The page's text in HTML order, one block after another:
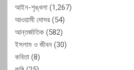
আইন-শৃঙ্খলা (1,267)
আওয়ামী দোসর (54)
আন্তর্জাতিক (582)
ইসলাম ও জীবন (30)
কবিতা (8)